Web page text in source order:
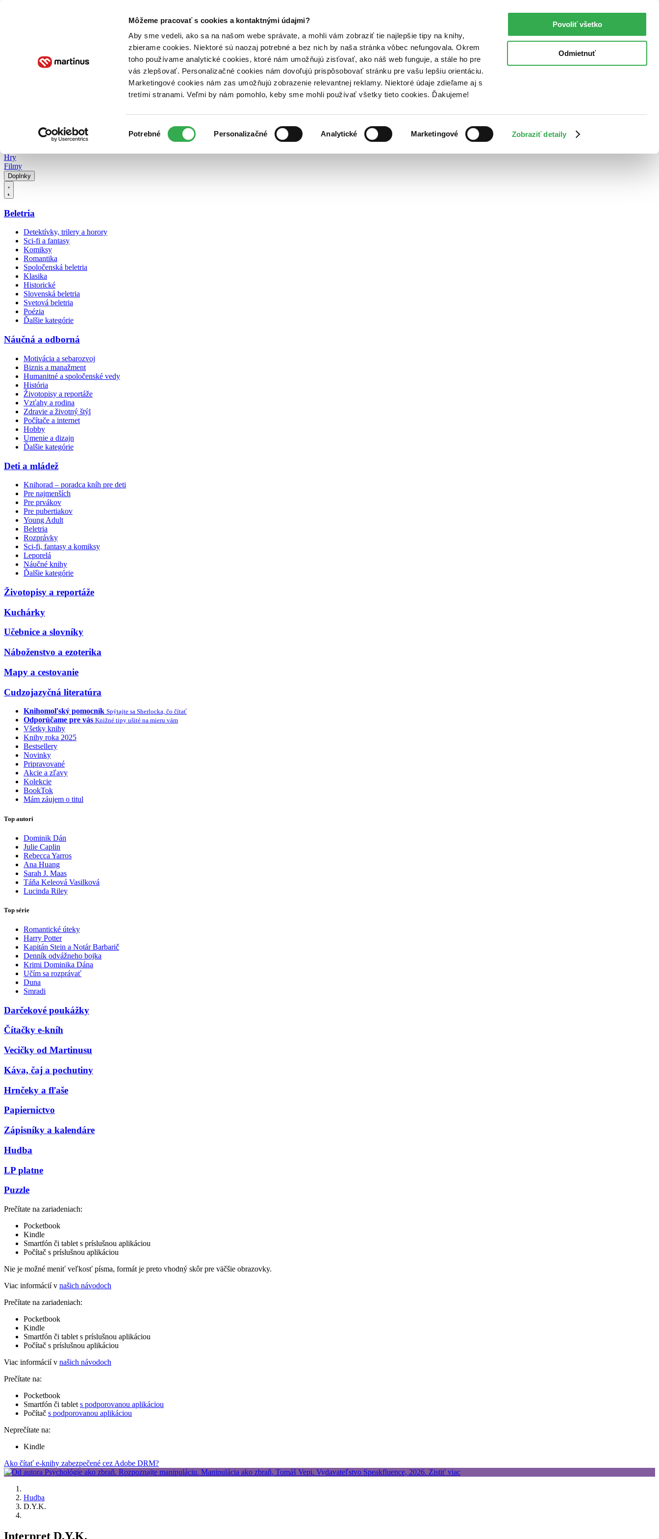
Môžeme pracovať s cookies a kontaktnými údajmi?
Aby sme vedeli, ako sa na našom webe správate, a mohli vám zobraziť tie najlepšie tipy na knihy,
zbierame cookies. Niektoré sú naozaj potrebné a bez nich by naša stránka vôbec nefungovala. Okrem
toho používame analytické cookies, ktoré nám umožňujú zisťovať, ako náš web funguje, a stále ho pre
vás zlepšovať. Personalizačné cookies nám dovoľujú prispôsobovať stránku pre vašu lepšiu orientáciu.
Marketingové cookies nám zas umožňujú zobrazenie relevantnej reklamy. Niektoré údaje zdieľame aj s
tretími stranami. Veľmi by nám pomohlo, keby sme mohli používať všetky tieto cookies. Ďakujeme!
súhlasu
Potrebné Personalizačné Analytické Marketingové Zobraziť detaily
Povoliť všetko
Odmietnuť
Poukážky Kontakt
Hry
Filmy
Doplnky
Beletria
Detektívky, trilery a horory
Sci-fi a fantasy
Komiksy
Romantika
Spoločenská beletria
Klasika
Historické
Slovenská beletria
Svetová beletria
Poézia
Ďalšie kategórie
Náučná a odborná
Motivácia a sebarozvoj
Biznis a manažment
Humanitné a spoločenské vedy
História
Životopisy a reportáže
Vzťahy a rodina
Zdravie a životný štýl
Počítače a internet
Hobby
Umenie a dizajn
Ďalšie kategórie
Deti a mládež
Knihorad – poradca kníh pre deti
Pre najmenších
Pre prvákov
Pre pubertiakov
Young Adult
Beletria
Rozprávky
Sci-fi, fantasy a komiksy
Leporelá
Náučné knihy
Ďalšie kategórie
Životopisy a reportáže
Kuchárky
Učebnice a slovníky
Náboženstvo a ezoterika
Mapy a cestovanie
Cudzojazyčná literatúra
Knihomoľský pomocník Spýtajte sa Sherlocka, čo čítať
Odporúčame pre vás Knižné tipy ušité na mieru vám
Všetky knihy
Knihy roka 2025
Bestsellery
Novinky
Pripravované
Akcie a zľavy
Kolekcie
BookTok
Mám záujem o titul
Top autori
Dominik Dán
Julie Caplin
Rebecca Yarros
Ana Huang
Sarah J. Maas
Táňa Keleová Vasilková
Lucinda Riley
Top série
Romantické úteky
Harry Potter
Kapitán Stein a Notár Barbarič
Denník odvážneho bojka
Krimi Dominika Dána
Učím sa rozprávať
Duna
Smradi
Darčekové poukážky
Čítačky e-kníh
Vecičky od Martinusu
Káva, čaj a pochutiny
Hrnčeky a fľaše
Papiernictvo
Zápisníky a kalendáre
Hudba
LP platne
Puzzle
Prečítate na zariadeniach:
Pocketbook
Kindle
Smartfón či tablet s príslušnou aplikáciou
Počítač s príslušnou aplikáciou
Nie je možné meniť veľkosť písma, formát je preto vhodný skôr pre väčšie obrazovky.
Viac informácií v našich návodoch
Prečítate na zariadeniach:
Pocketbook
Kindle
Smartfón či tablet s príslušnou aplikáciou
Počítač s príslušnou aplikáciou
Viac informácií v našich návodoch
Prečítate na:
Pocketbook
Smartfón či tablet s podporovanou aplikáciou
Počítač s podporovanou aplikáciou
Neprečítate na:
Kindle
Ako čítať e-knihy zabezpečené cez Adobe DRM?
Hudba
D.Y.K.
Interpret D.Y.K.